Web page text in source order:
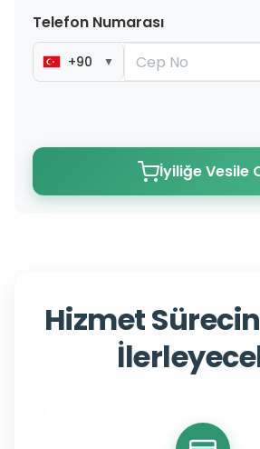
Telefon Numarası
+90 ▼
İyiliğe Vesile
Hizmet